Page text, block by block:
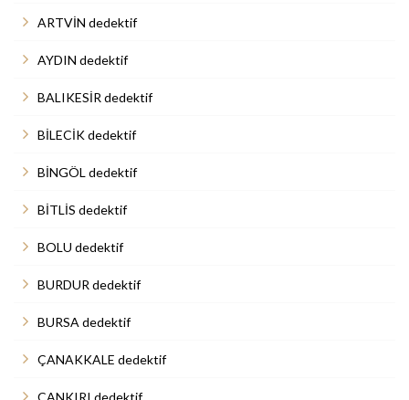
ARTVİN dedektif
AYDIN dedektif
BALIKESİR dedektif
BİLECİK dedektif
BİNGÖL dedektif
BİTLİS dedektif
BOLU dedektif
BURDUR dedektif
BURSA dedektif
ÇANAKKALE dedektif